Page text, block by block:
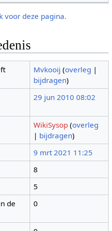
voor deze pagina.
Mvkooij (overleg |
bijdragen)
29 jun 2010 08:02
WikiSysop (overleg
| bijdragen)
9 mrt 2021 11:25
8
5
de
0